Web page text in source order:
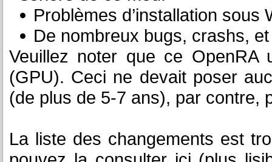
Problèmes d’installation sous
De nombreux bugs, crashs,
Veuillez noter que ce OpenRA
(GPU). Ceci ne devait poser
(de plus de 5-7 ans), par contre,
La liste des changements est